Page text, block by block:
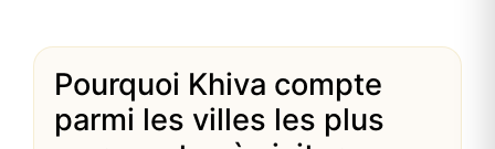
Pourquoi Khiva compte
parmi les villes les plus